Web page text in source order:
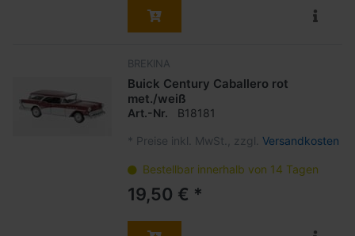
BREKINA
Buick Century Caballero rot
met./weiß
Art.-Nr. B18181
* Preise inkl. MwSt., zzgl. Versandkosten
Bestellbar innerhalb von 14 Tagen
19,50 € *